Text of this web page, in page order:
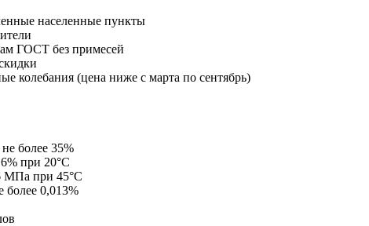
населенные пункты
ГОСТ без примесей
колебания (цена ниже с марта по сентябрь)
более 35%
при 20°C
МПа при 45°C
0,013%